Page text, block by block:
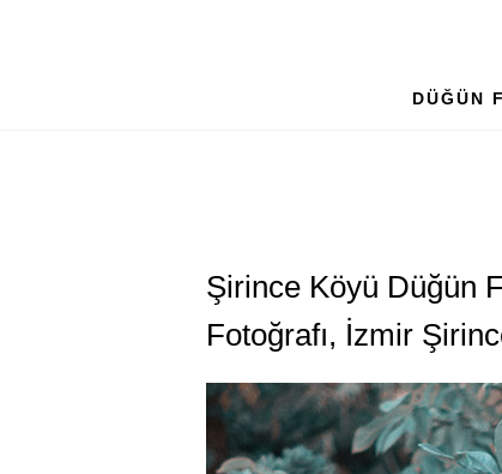
DÜĞÜN
Şirince Köyü Düğün
Fotoğrafı, İzmir